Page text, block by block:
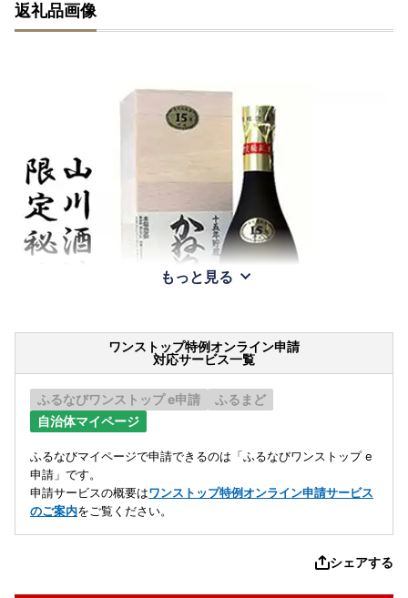
返礼品画像
もっと見る
ワンストップ特例オンライン申請
対応サービス一覧
ふるなびワンストップ e申請
ふるまど
自治体マイページ
ふるなびマイページで申請できるのは「ふるなびワンストップ e
申請」です。
申請サービスの概要はワンストップ特例オンライン申請サービス
のご案内をご覧ください。
シェアする